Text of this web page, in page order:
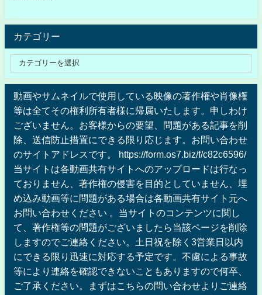
カテゴリー
動画やサムネイルで使用している映像の著作権や肖像権
等は全てその権利所有者様に帰属いたします。申しわけ
ございません。お客様からの要望、問題がある記事を削
除、送信防止措置にできる限り応じます。お問い合わせ
のサイトアドレスです。 https://form.os7.biz/f/c82c6596/
当サイトは各動画共有サイトへのアップロードは行なっ
ておりません、著作権の侵害を目的としていません、埋
め込み動画等に問題がある場合は各動画共有サイト元へ
お問い合わせください 。当サイトのコンテンツに関し
て、著作権等の問題がございましたら当該ページを削除
しますのでご連絡ください。土日祝を除く3営業日以内
にできる限り迅速に対応する予定です。不慮による事故
等により連絡を確認できないこともありますので何卒、
ご了承ください。まずはこちらの問い合わせよりご連絡